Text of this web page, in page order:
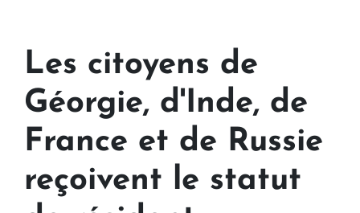
Les citoyens de
Géorgie, d'Inde, de
France et de Russie
reçoivent le statut